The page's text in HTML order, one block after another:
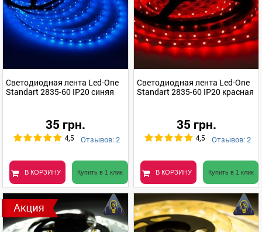
Светодиодная лента Led-One
Standart 2835-60 IP20 синяя
35 грн.
4,5 Отзывов: 2
В КОРЗИНУ Купить в 1 клик
Светодиодная лента Led-One
Standart 2835-60 IP20 красная
35 грн.
4,5 Отзывов: 2
В КОРЗИНУ Купить в 1 клик